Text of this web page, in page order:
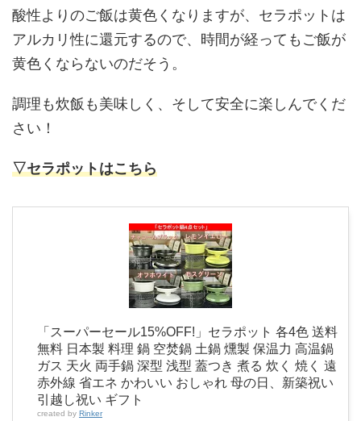
酸性よりのご飯は黄色くなりますが、セラポットは
アルカリ性に還元するので、時間が経ってもご飯が
黄色くならないのだそう。
調理も炊飯も美味しく、そして安全に楽しんでくだ
さい！
▽セラポットはこちら
「スーパーセール15%OFF!」セラポット 各4色 送料
無料 日本製 料理 鍋 空焚鍋 土鍋 燻製 保温力 高温鍋
ガス 天火 両手鍋 深型 浅型 蓋つき 煮る 炊く 焼く 遠
赤外線 省エネ かわいい おしゃれ 母の日、新築祝い
引越し祝い ギフト
created by Rinker